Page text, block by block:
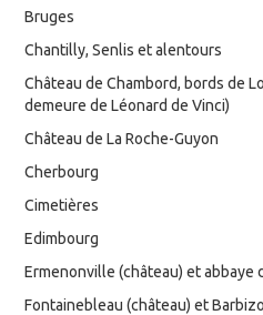
Bruges
Chantilly, Senlis et alentours
Château de Chambord, bords de
demeure de Léonard de Vinci)
Château de La Roche-Guyon
Cherbourg
Cimetières
Edimbourg
Ermenonville (château) et abbaye
Fontainebleau (château) et